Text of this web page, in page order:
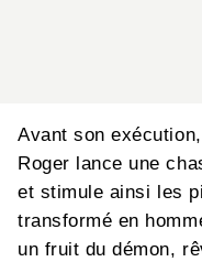
Avant son
Roger lance une
et stimule ainsi les
transformé en
un fruit du démon,